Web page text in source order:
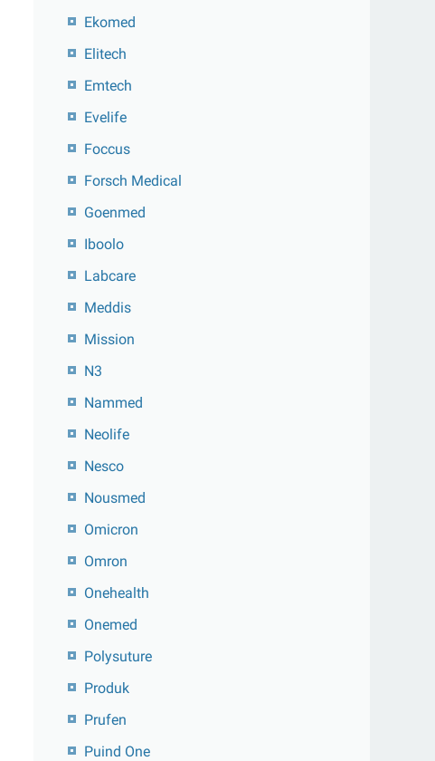
Ekomed
Elitech
Emtech
Evelife
Foccus
Forsch Medical
Goenmed
Iboolo
Labcare
Meddis
Mission
N3
Nammed
Neolife
Nesco
Nousmed
Omicron
Omron
Onehealth
Onemed
Polysuture
Produk
Prufen
Puind One